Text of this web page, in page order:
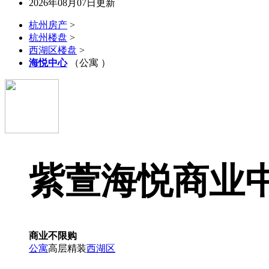
2026年08月07日更新
杭州房产 >
杭州楼盘 >
西湖区楼盘 >
海悦中心（公寓 ）
紫萱海悦商业
商业不限购
公寓高层精装西湖区